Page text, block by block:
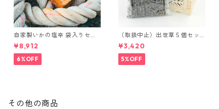
自家製いかの塩辛 袋入りセッ
ト ※最大12%OFF
¥8,912
6%OFF
（取扱中止）出世草５個セッ
ト
¥3,420
5%OFF
その他の商品